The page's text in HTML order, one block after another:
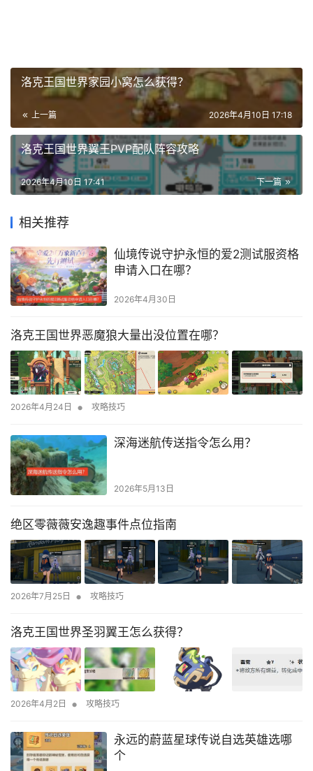
洛克王国世界家园小窝怎么获得？
上一篇 2026年4月10日 17:18
洛克王国世界翼王PVP配队阵容攻略
下一篇
2026年4月10日 17:41
相关推荐
仙境传说守护永恒的爱2测试服资格
申请入口在哪？
2026年4月30日
洛克王国世界恶魔狼大量出没位置在哪？
2026年4月24日 • 攻略技巧
深海迷航传送指令怎么用？
2026年5月13日
绝区零薇薇安逸趣事件点位指南
2026年7月25日 • 攻略技巧
洛克王国世界圣羽翼王怎么获得？
2026年4月2日 • 攻略技巧
永远的蔚蓝星球传说自选英雄选哪
个